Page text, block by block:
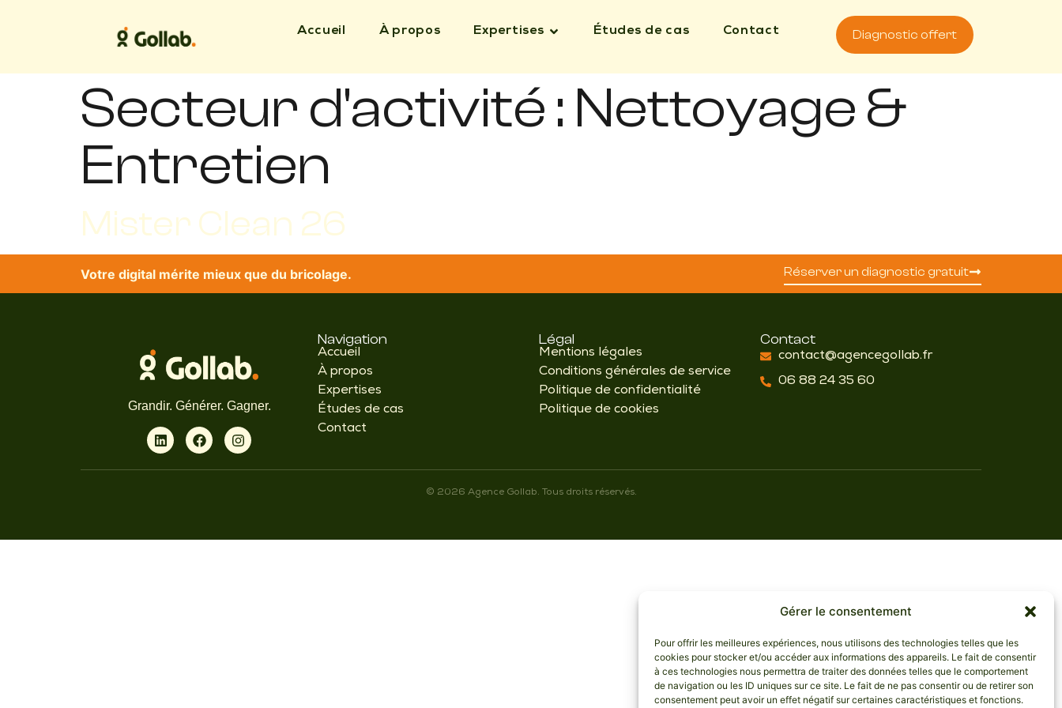
Gérer le consentement
Pour offrir les meilleures expériences, nous utilisons des technologies telles que les
cookies pour stocker et/ou accéder aux informations des appareils. Le fait de consentir
à ces technologies nous permettra de traiter des données telles que le comportement
de navigation ou les ID uniques sur ce site. Le fait de ne pas consentir ou de retirer son
consentement peut avoir un effet négatif sur certaines caractéristiques et fonctions.
Accueil À propos Expertises Études de cas Contact Diagnostic offert
Secteur d'activité : Nettoyage &
Entretien
Mister Clean 26
Votre digital mérite mieux que du bricolage. Réserver un diagnostic gratuit
Grandir. Générer. Gagner.
Navigation
Accueil
À propos
Expertises
Études de cas
Contact
Légal
Mentions légales
Conditions générales de service
Politique de confidentialité
Politique de cookies
Contact
contact@agencegollab.fr
06 88 24 35 60
© 2026 Agence Gollab. Tous droits réservés.